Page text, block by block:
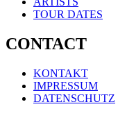
TOUR DATES
CONTACT
KONTAKT
IMPRESSUM
DATENSCHUTZ